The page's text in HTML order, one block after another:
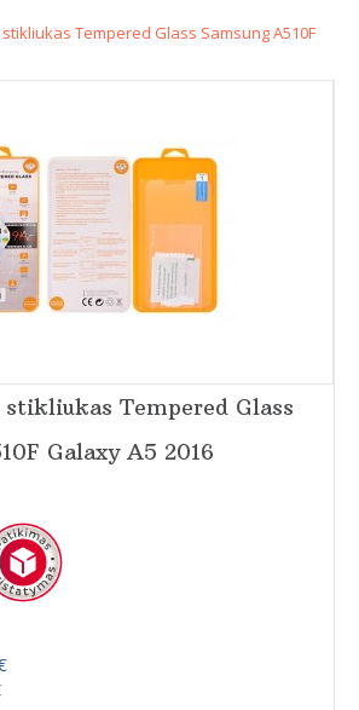
Tempered Glass Samsung A510F
Tempered Glass
Galaxy A5 2016